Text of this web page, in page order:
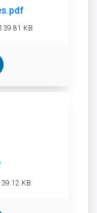
KB
39.12 KB